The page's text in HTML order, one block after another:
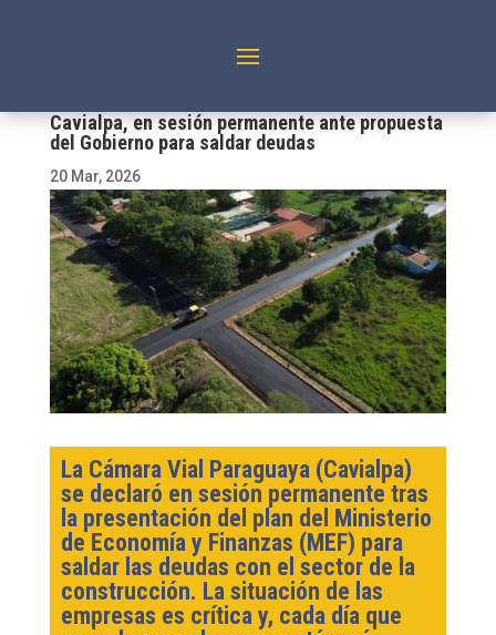
Cavialpa, en sesión permanente ante propuesta
del Gobierno para saldar deudas
20 Mar, 2026
La Cámara Vial Paraguaya (Cavialpa)
se declaró en sesión permanente tras
la presentación del plan del Ministerio
de Economía y Finanzas (MEF) para
saldar las deudas con el sector de la
construcción. La situación de las
empresas es crítica y, cada día que